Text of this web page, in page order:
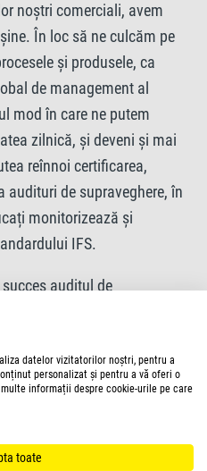
noștri comerciali, avem
În loc să ne culcăm pe
și produsele, ca
de management al
mod în care ne putem
zilnică, și deveni și mai
reînnoi certificarea,
de supraveghere, în
monitorizează și
IFS.
auditul de
certificarea conform
Food. Ca parte a acestui
șase servicii
al calității și siguranței
datelor vizitatorilor noștri, pentru a
personalizat și pentru a vă oferi o
informații despre cookie-urile pe care
toate